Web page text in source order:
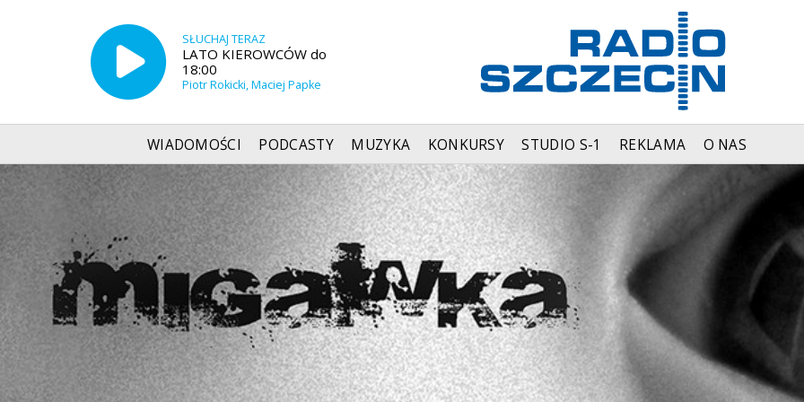
SŁUCHAJ TERAZ
LATO KIEROWCÓW do
18:00
Piotr Rokicki, Maciej Papke
WIADOMOŚCI PODCASTY MUZYKA KONKURSY STUDIO S-1 REKLAMA O NAS